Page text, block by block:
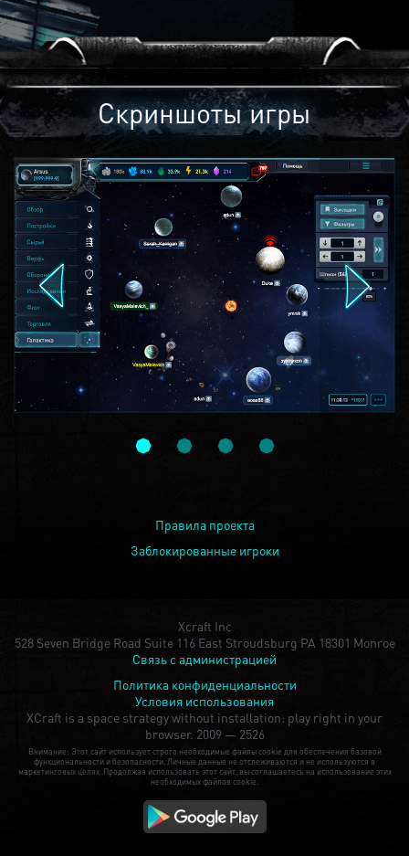
Скриншоты игры
Правила проекта
Заблокированные игроки
Xcraft Inc
528 Seven Bridge Road Suite 116 East Stroudsburg PA 18301 Monroe
Связь с администрацией
Политика конфиденциальности
Условия использования
XCraft is a space strategy without installation: play right in your
browser. 2009 — 2526
Внимание: Этот сайт использует строго необходимые файлы cookie для обеспечения базовой
функциональности и безопасности. Личные данные не отслеживаются и не используются в
маркетинговых целях. Продолжая использовать этот сайт, вы соглашаетесь на использование этих
необходимых файлов cookie.